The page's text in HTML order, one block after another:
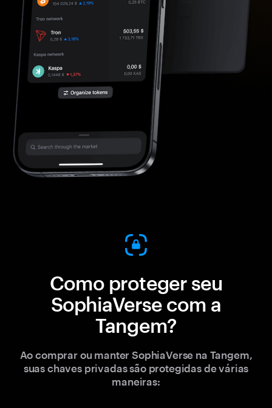
Como proteger seu
SophiaVerse com a
Tangem?
Ao comprar ou manter SophiaVerse na Tangem,
suas chaves privadas são protegidas de várias
maneiras: